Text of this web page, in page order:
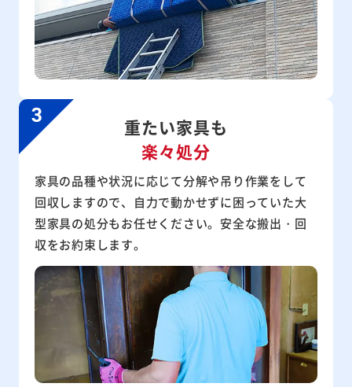
重たい家具も
楽々処分
家具の品種や状況に応じて分解や吊り作業をして
回収しますので、自力で動かせずに困っていた大
型家具の処分もお任せください。安全な搬出・回
収をお約束します。